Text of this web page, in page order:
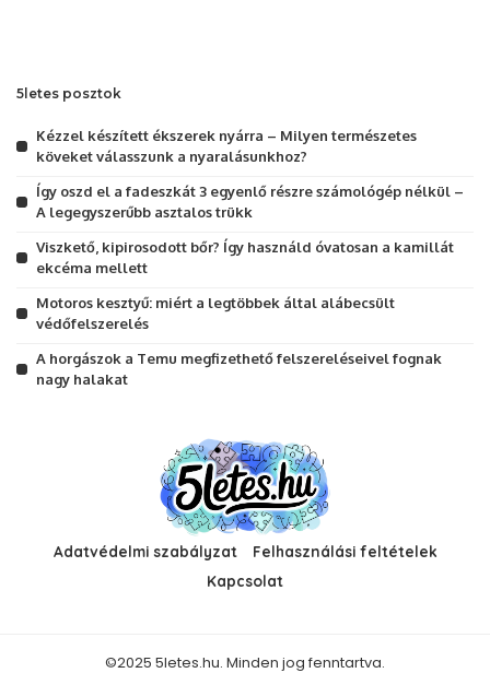
5letes posztok
Kézzel készített ékszerek nyárra – Milyen természetes
köveket válasszunk a nyaralásunkhoz?
Így oszd el a fadeszkát 3 egyenlő részre számológép nélkül –
A legegyszerűbb asztalos trükk
Viszkető, kipirosodott bőr? Így használd óvatosan a kamillát
ekcéma mellett
Motoros kesztyű: miért a legtöbbek által alábecsült
védőfelszerelés
A horgászok a Temu megfizethető felszereléseivel fognak
nagy halakat
Adatvédelmi szabályzat
Felhasználási feltételek
Kapcsolat
©2025 5letes.hu. Minden jog fenntartva.